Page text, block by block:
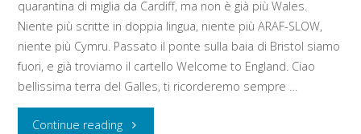
quarantina di miglia da Cardiff, ma non è già più Wales.
Niente più scritte in doppia lingua, niente più ARAF-SLOW,
niente più Cymru. Passato il ponte sulla baia di Bristol siamo
fuori, e già troviamo il cartello Welcome to England. Ciao
bellissima terra del Galles, ti ricorderemo sempre …
Continue reading"Martedì